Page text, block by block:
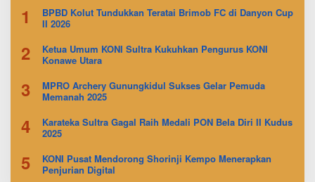
1
BPBD Kolut Tundukkan Teratai Brimob FC di Danyon Cup
II 2026
2
Ketua Umum KONI Sultra Kukuhkan Pengurus KONI
Konawe Utara
3
MPRO Archery Gunungkidul Sukses Gelar Pemuda
Memanah 2025
4
Karateka Sultra Gagal Raih Medali PON Bela Diri II Kudus
2025
5
KONI Pusat Mendorong Shorinji Kempo Menerapkan
Penjurian Digital